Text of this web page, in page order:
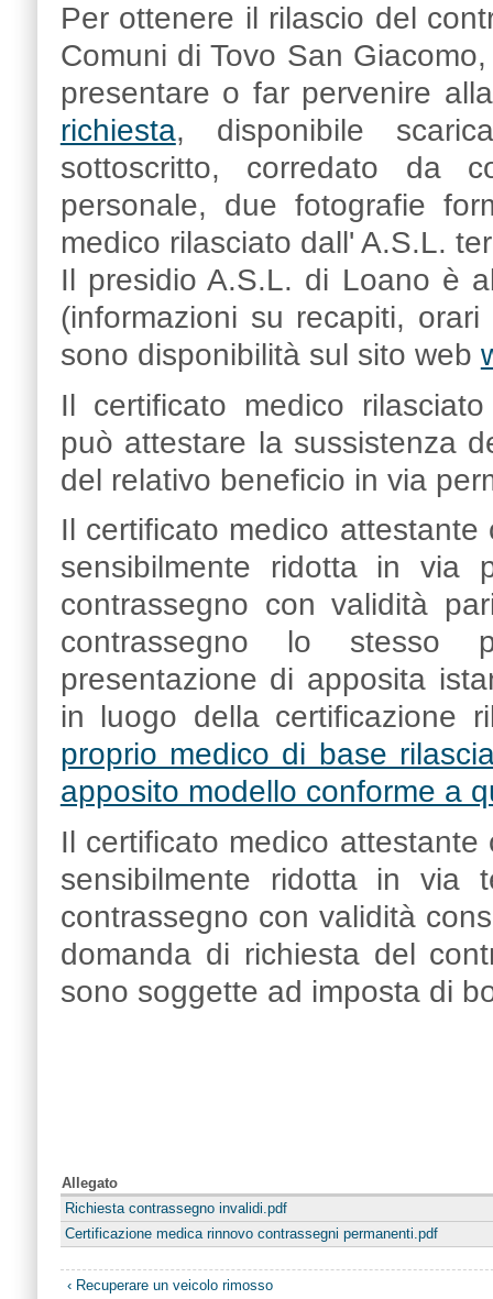
Per ottenere il rilascio del
Comuni di Tovo San
presentare o far pervenire
richiesta, disponibile
sottoscritto, corredato da
personale, due fotografie
medico rilasciato dall' A.S.L.
Il presidio A.S.L. di Loano è
(informazioni su recapiti,
sono disponibilità sul sito web
Il certificato medico
può attestare la sussistenza
del relativo beneficio in via
Il certificato medico
sensibilmente ridotta in via
contrassegno con validità
contrassegno lo stesso
presentazione di apposita
in luogo della certificazione
proprio medico di base
apposito modello conforme a
Il certificato medico
sensibilmente ridotta in via
contrassegno con validità
domanda di richiesta del
sono soggette ad imposta di
Allegato
Richiesta contrassegno invalidi.pdf
Certificazione medica rinnovo contrassegni permanenti.pdf
‹ Recuperare un veicolo rimosso